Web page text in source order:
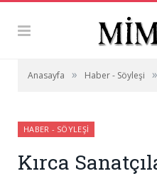
Anasayfa » Haber - Söyleşi »
HABER - SÖYLEŞI
Kırca